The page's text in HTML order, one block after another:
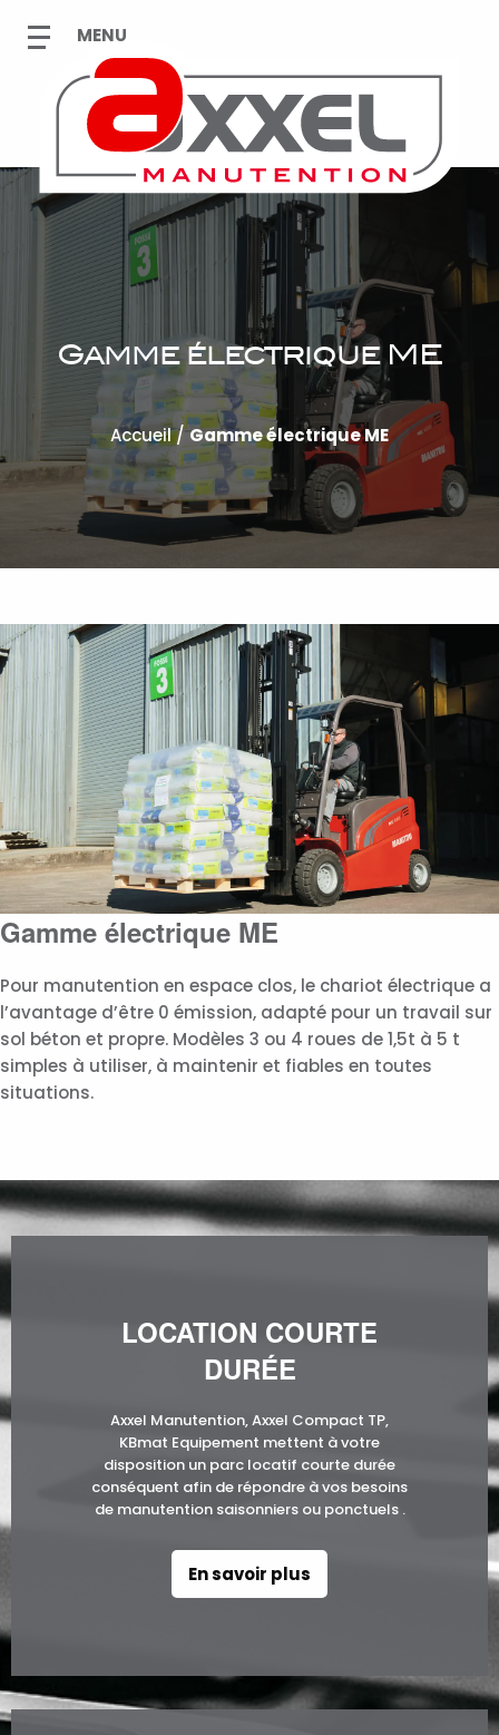
Gamme électrique ME
Accueil/Gamme électrique ME
Gamme électrique ME
Pour manutention en espace clos, le chariot électrique a
l’avantage d’être 0 émission, adapté pour un travail sur
sol béton et propre. Modèles 3 ou 4 roues de 1,5t à 5 t
simples à utiliser, à maintenir et fiables en toutes
situations.
LOCATION COURTE
DURÉE
Axxel Manutention, Axxel Compact TP,
KBmat Equipement mettent à votre
disposition un parc locatif courte durée
conséquent afin de répondre à vos besoins
de manutention saisonniers ou ponctuels .
En savoir plus